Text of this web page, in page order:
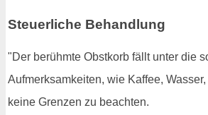
Steuerliche Behandlung
"Der berühmte Obstkorb fällt unter die
Aufmerksamkeiten, wie Kaffee,
keine Grenzen zu beachten.